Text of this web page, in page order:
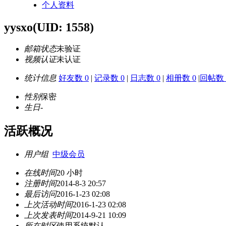
个人资料
yysxo(UID: 1558)
邮箱状态未验证
视频认证未认证
统计信息 好友数 0 | 记录数 0 | 日志数 0 | 相册数 0 |回帖数
性别保密
生日-
活跃概况
用户组 中级会员
在线时间20 小时
注册时间2014-8-3 20:57
最后访问2016-1-23 02:08
上次活动时间2016-1-23 02:08
上次发表时间2014-9-21 10:09